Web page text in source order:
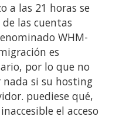
a las 21 horas se
las cuentas
WHM-
es
por lo que no
si su hosting
puediese qué,
el acceso